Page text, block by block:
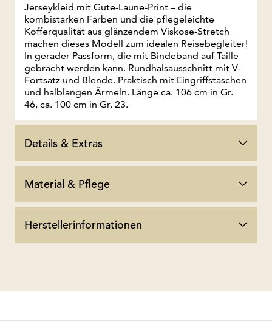
Jerseykleid mit Gute-Laune-Print – die
kombistarken Farben und die pflegeleichte
Kofferqualität aus glänzendem Viskose-Stretch
machen dieses Modell zum idealen Reisebegleiter!
In gerader Passform, die mit Bindeband auf Taille
gebracht werden kann. Rundhalsausschnitt mit V-
Fortsatz und Blende. Praktisch mit Eingriffstaschen
und halblangen Ärmeln. Länge ca. 106 cm in Gr.
46, ca. 100 cm in Gr. 23.
Details & Extras
Material & Pflege
Herstellerinformationen